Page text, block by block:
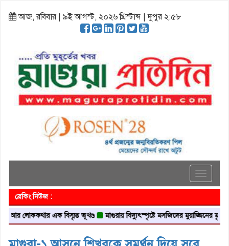
আজ, রবিবার | ৯ই আগস্ট, ২০২৬ খ্রিস্টাব্দ | দুপুর ২:৫৮
Toggle
ব্রেকিং নিউজ :
লোককথার এক বিস্মৃত ভূখণ্ড মাগুরায় বিদ্যুৎস্পৃষ্টে মসজিদের মুয়াজ্জিনের মৃত্যু